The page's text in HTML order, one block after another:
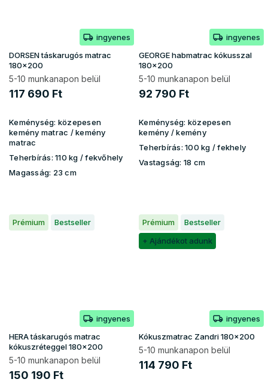
ingyenes
DORSEN táskarugós matrac
180x200
5-10 munkanapon belül
117 690 Ft
Keménység: közepesen
kemény matrac / kemény
matrac
Teherbírás: 110 kg / fekvőhely
Magasság: 23 cm
ingyenes
GEORGE habmatrac kókusszal
180x200
5-10 munkanapon belül
92 790 Ft
Keménység: közepesen
kemény / kemény
Teherbírás: 100 kg ​​​​/ fekhely
Vastagság: 18 cm
Prémium Bestseller
ingyenes
HERA táskarugós matrac
kókuszréteggel 180x200
5-10 munkanapon belül
150 190 Ft
Prémium
Bestseller
+ Ajándékot adunk
ingyenes
Kókuszmatrac Zandri 180x200
5-10 munkanapon belül
114 790 Ft